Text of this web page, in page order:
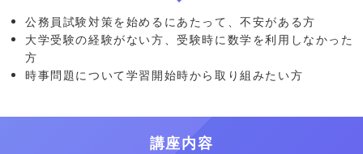
公務員試験対策を始めるにあたって、不安がある方
大学受験の経験がない方、受験時に数学を利用しなかった
方
時事問題について学習開始時から取り組みたい方
講座内容